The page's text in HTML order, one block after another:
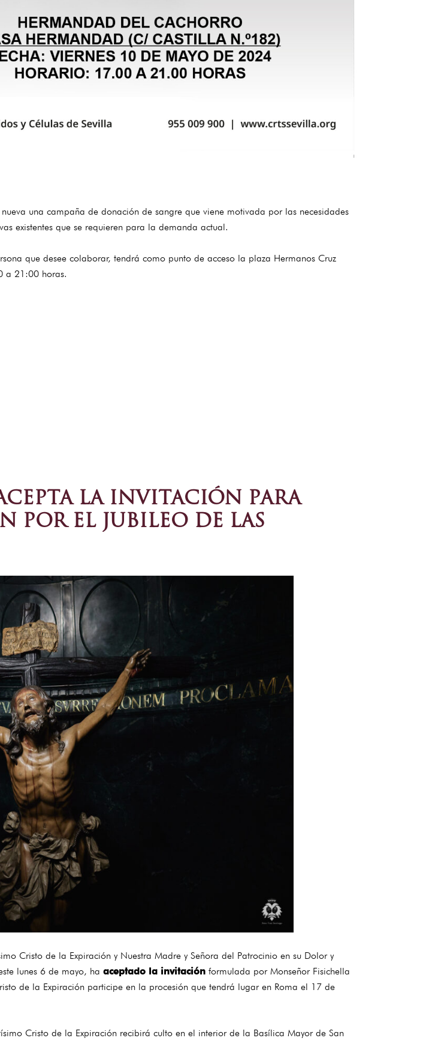
una campaña de donación de sangre que viene motivada por las necesidades
existentes que se requieren para la demanda actual.
que desee colaborar, tendrá como punto de acceso la plaza Hermanos Cruz
a 21:00 horas.
LA INVITACIÓN PARA
POR EL JUBILEO DE LAS
Cristo de la Expiración y Nuestra Madre y Señora del Patrocinio en su Dolor y
lunes 6 de mayo, ha aceptado la invitación formulada por Monseñor Fisichella
de la Expiración participe en la procesión que tendrá lugar en Roma el 17 de
Cristo de la Expiración recibirá culto en el interior de la Basílica Mayor de San